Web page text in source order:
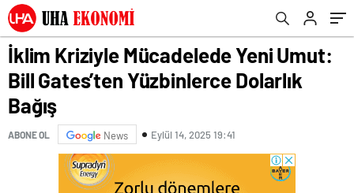
İklim Kriziyle Mücadelede Yeni Umut:
Bill Gates’ten Yüzbinlerce Dolarlık
Bağış
ABONE OL News Eylül 14, 2025 19:41
Katkısı